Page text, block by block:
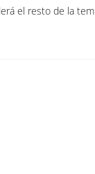
el resto de la